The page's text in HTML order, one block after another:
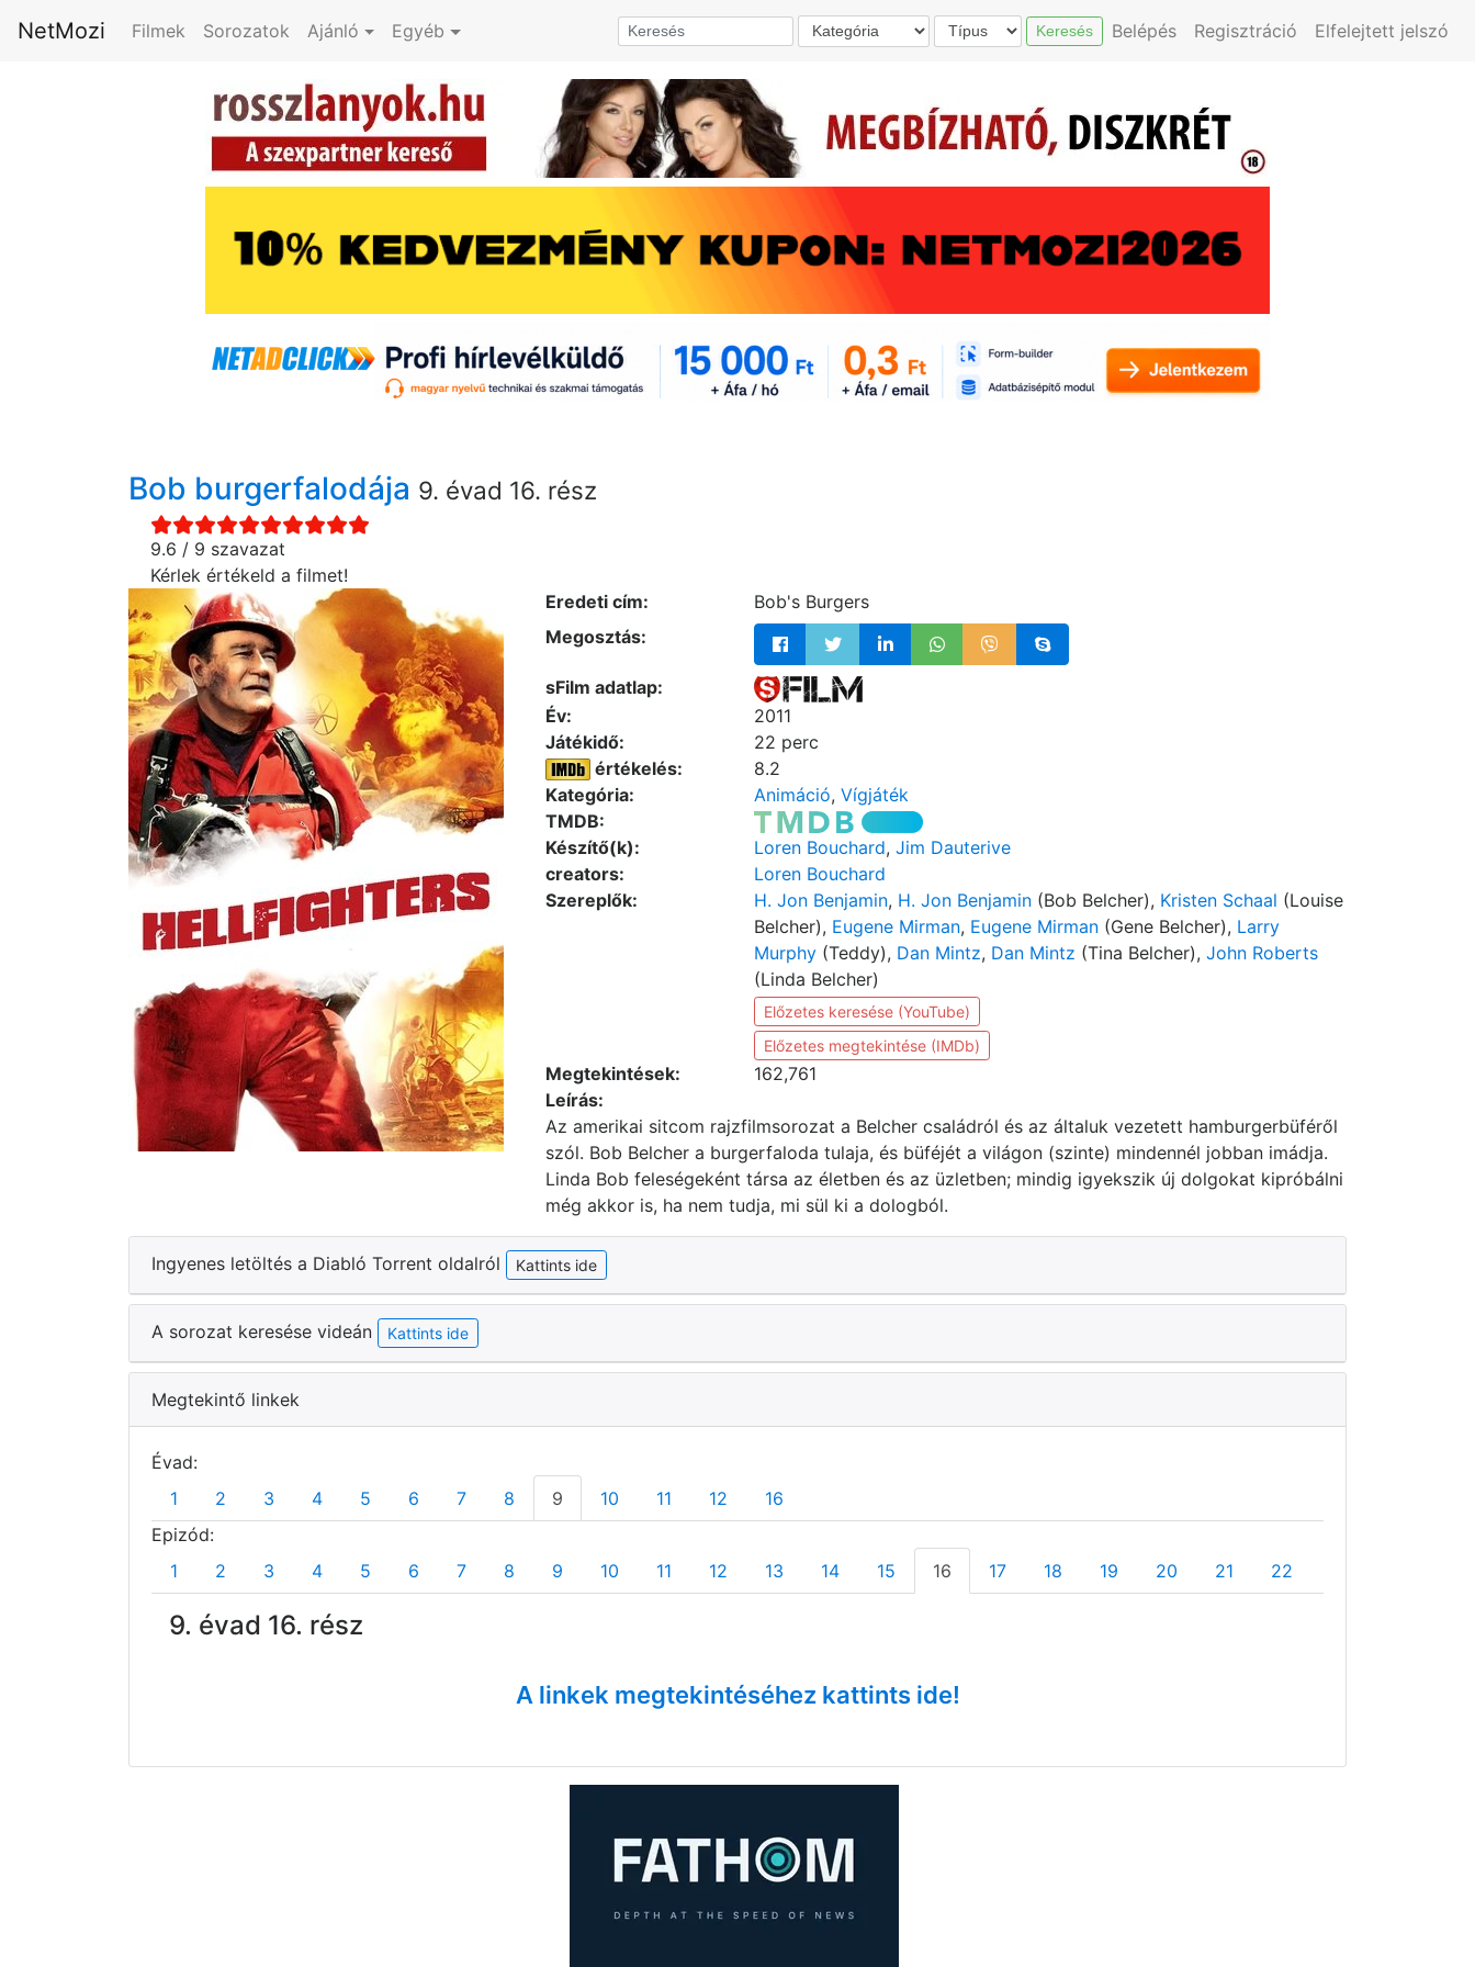
NetMozi Filmek Sorozatok Ajánló Egyéb Keresés Belépés Regisztráció Elfelejtett jelszó
Bob burgerfalodája 9. évad 16. rész
9.6 / 9 szavazat
Kérlek értékeld a filmet!
Eredeti cím:
Bob's Burgers
Megosztás:
sFilm adatlap:
Év:
2011
Játékidő:
22 perc
értékelés:
8.2
Kategória:
Animáció, Vígjáték
TMDB:
Készítő(k):
Loren Bouchard, Jim Dauterive
creators:
Loren Bouchard
Szereplők:
H. Jon Benjamin, H. Jon Benjamin (Bob Belcher), Kristen Schaal (Louise
Belcher), Eugene Mirman, Eugene Mirman (Gene Belcher), Larry
Murphy (Teddy), Dan Mintz, Dan Mintz (Tina Belcher), John Roberts
(Linda Belcher)
Előzetes keresése (YouTube)
Előzetes megtekintése (IMDb)
Megtekintések:
162,761
Leírás:
Az amerikai sitcom rajzfilmsorozat a Belcher családról és az általuk vezetett hamburgerbüféről
szól. Bob Belcher a burgerfaloda tulaja, és büféjét a világon (szinte) mindennél jobban imádja.
Linda Bob feleségeként társa az életben és az üzletben; mindig igyekszik új dolgokat kipróbálni
még akkor is, ha nem tudja, mi sül ki a dologból.
Ingyenes letöltés a Diabló Torrent oldalról Kattints ide
A sorozat keresése videán Kattints ide
Megtekintő linkek
Évad:
1
2 3 4 5 6 7 8 9 10 11 12
16
Epizód:
1
2 3 4 5 6 7 8 9 10 11 12 13 14 15 16 17 18 19 20 21 22
9. évad 16. rész
A linkek megtekintéséhez kattints ide!